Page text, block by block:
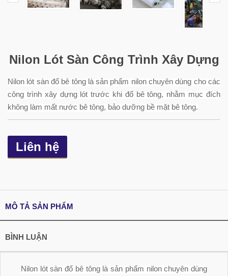
Nilon Lót Sàn Công Trình Xây Dựng
Nilon lót sàn đổ bê tông là sản phẩm nilon chuyên dùng cho các
công trình xây dựng lót trước khi đổ bê tông, nhằm mục đích
không làm mất nước bê tông, bảo dưỡng bề mặt bê tông.
Liên hệ
MÔ TẢ SẢN PHẨM
BÌNH LUẬN
Nilon lót sàn đổ bê tông là sản phẩm nilon chuyên dùng